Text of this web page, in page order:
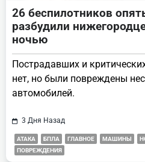
26 беспилотников
разбудили
ночью
Пострадавших и
нет, но были повреждены
автомобилей.
3 Дня Назад
АТАКА БПЛА ГЛАВНОЕ МАШИНЫ
ПОВРЕЖДЕНИЯ